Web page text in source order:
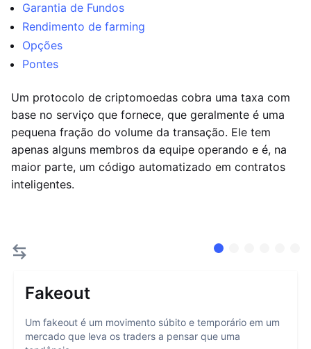
Garantia de Fundos
Rendimento de farming
Opções
Pontes
Um protocolo de criptomoedas cobra uma taxa com
base no serviço que fornece, que geralmente é uma
pequena fração do volume da transação. Ele tem
apenas alguns membros da equipe operando e é, na
maior parte, um código automatizado em contratos
inteligentes.
Fakeout
Um fakeout é um movimento súbito e temporário em um
mercado que leva os traders a pensar que uma